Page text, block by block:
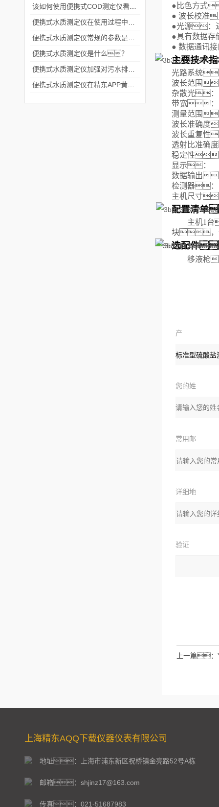
便携式水质测定仪是什么？
● 比色方式
● 波长校准
●光源：
●具有数据
● 数据通讯
主要技
光路系统
波长范围
杂散光：
带宽：
测量范围
波长准确
波长重复
透射比准确
稳定性
显示：
数据输出
检测器：
主机尺寸
配置清单
主机1
块，
选配件
移液枪
产
品：
您的姓
名：
常用邮
箱：
详细地
址：
验证
如：三加
上一篇：
上海精东AQQ下载仪器仪表有限公司
地址：上海市浦东新区祝桥镇金亮路52号A栋
邮箱：shjinz17@163.com
传真：021-51687983